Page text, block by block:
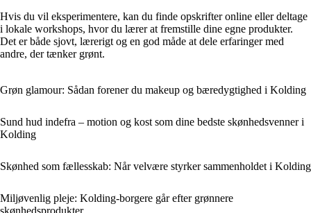
Hvis du vil eksperimentere, kan du finde opskrifter online eller deltage
i lokale workshops, hvor du lærer at fremstille dine egne produkter.
Det er både sjovt, lærerigt og en god måde at dele erfaringer med
andre, der tænker grønt.
Grøn glamour: Sådan forener du makeup og bæredygtighed i Kolding
Sund hud indefra – motion og kost som dine bedste skønhedsvenner i
Kolding
Skønhed som fællesskab: Når velvære styrker sammenholdet i Kolding
Miljøvenlig pleje: Kolding-borgere går efter grønnere
skønhedsprodukter